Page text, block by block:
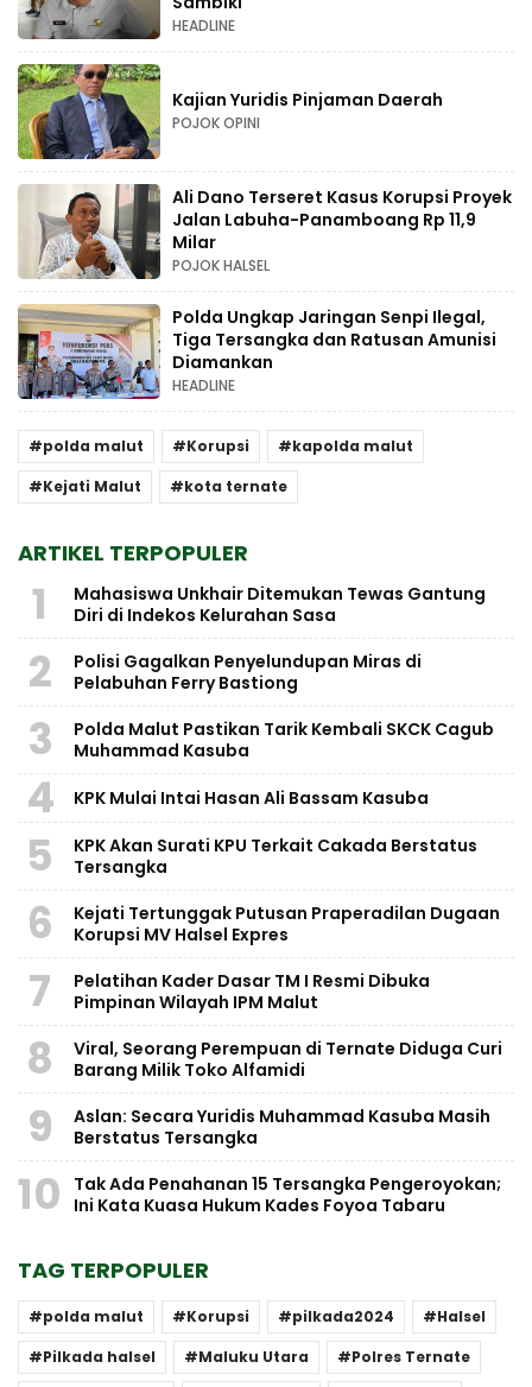
HEADLINE
Kajian Yuridis Pinjaman Daerah
POJOK OPINI
Ali Dano Terseret Kasus Korupsi Proyek
Jalan Labuha-Panamboang Rp 11,9
Milar
POJOK HALSEL
Polda Ungkap Jaringan Senpi Ilegal,
Tiga Tersangka dan Ratusan Amunisi
Diamankan
HEADLINE
polda malut Korupsi
kapolda malut
Kejati Malut
kota ternate
ARTIKEL TERPOPULER
1
Mahasiswa Unkhair Ditemukan Tewas Gantung
Diri di Indekos Kelurahan Sasa
2
Polisi Gagalkan Penyelundupan Miras di
Pelabuhan Ferry Bastiong
3
Polda Malut Pastikan Tarik Kembali SKCK Cagub
Muhammad Kasuba
4 KPK Mulai Intai Hasan Ali Bassam Kasuba
5
KPK Akan Surati KPU Terkait Cakada Berstatus
Tersangka
6
Kejati Tertunggak Putusan Praperadilan Dugaan
Korupsi MV Halsel Expres
7
Pelatihan Kader Dasar TM I Resmi Dibuka
Pimpinan Wilayah IPM Malut
8
Viral, Seorang Perempuan di Ternate Diduga Curi
Barang Milik Toko Alfamidi
9
Aslan: Secara Yuridis Muhammad Kasuba Masih
Berstatus Tersangka
10
Tak Ada Penahanan 15 Tersangka Pengeroyokan;
Ini Kata Kuasa Hukum Kades Foyoa Tabaru
TAG TERPOPULER
polda malut Korupsi pilkada2024
Halsel
Pilkada halsel
Maluku Utara Polres Ternate